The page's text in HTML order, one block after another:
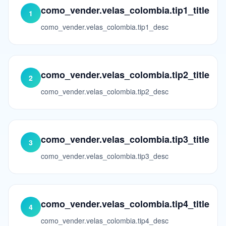
1 como_vender.velas_colombia.tip1_title
como_vender.velas_colombia.tip1_desc
2 como_vender.velas_colombia.tip2_title
como_vender.velas_colombia.tip2_desc
3 como_vender.velas_colombia.tip3_title
como_vender.velas_colombia.tip3_desc
4 como_vender.velas_colombia.tip4_title
como_vender.velas_colombia.tip4_desc